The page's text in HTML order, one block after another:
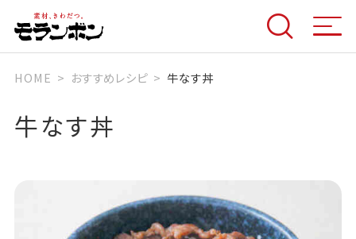
HOME おすすめレシピ 牛なす丼
牛なす丼